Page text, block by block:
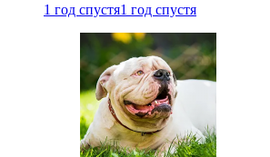
1 год спустя1 год спустя